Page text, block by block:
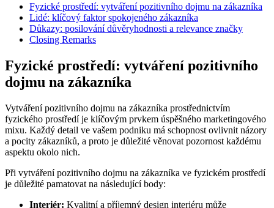
Fyzické prostředí: vytváření pozitivního dojmu na zákazníka
Lidé: klíčový ⁣faktor spokojeného zákazníka
Důkazy: posilování důvěryhodnosti a relevance značky
Closing Remarks
Fyzické prostředí: vytváření pozitivního
dojmu na zákazníka
Vytváření pozitivního dojmu ‌na zákazníka prostřednictvím
fyzického prostředí je klíčovým prvkem úspěšného marketingového
mixu. Každý detail ve vašem podniku má schopnost ‌ovlivnit názory
a pocity zákazníků, a ‌proto je důležité věnovat pozornost každému
aspektu⁤ okolo‍ nich.
Při vytváření pozitivního dojmu na ⁤zákazníka ve fyzickém​ prostředí
je důležité pamatovat na následující body:
Interiér: Kvalitní a⁢ příjemný design interiéru může